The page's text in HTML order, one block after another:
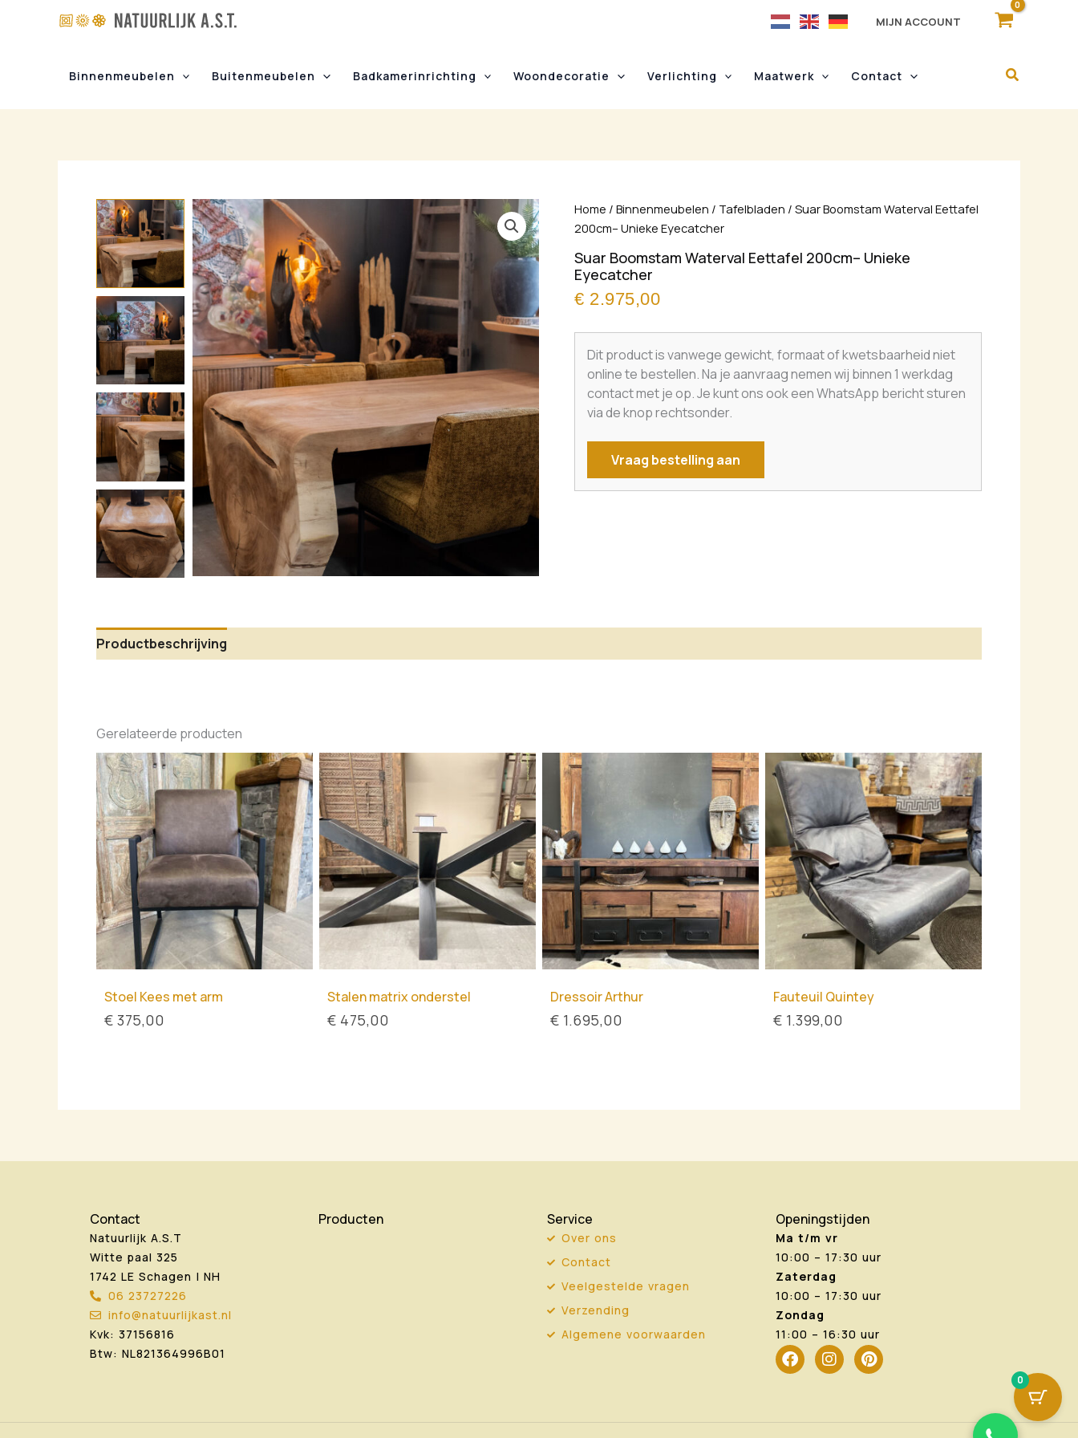
MIJN ACCOUNT
Binnenmeubelen Buitenmeubelen Badkamerinrichting Woondecoratie Verlichting Maatwerk Contact
Home /Binnenmeubelen / Tafelbladen / Suar Boomstam Waterval Eettafel
200cm– Unieke Eyecatcher
Suar Boomstam Waterval Eettafel 200cm– Unieke
Eyecatcher
€ 2.975,00
Dit product is vanwege gewicht, formaat of kwetsbaarheid niet
online te bestellen. Na je aanvraag nemen wij binnen 1 werkdag
contact met je op. Je kunt ons ook een WhatsApp bericht sturen
via de knop rechtsonder.
Vraag bestelling aan
Productbeschrijving
Gerelateerde producten
Stoel Kees met arm
€ 375,00
Stalen matrix onderstel
€ 475,00
Dressoir Arthur
€ 1.695,00
Fauteuil Quintey
€ 1.399,00
Contact
Natuurlijk A.S.T
Witte paal 325
1742 LE Schagen | NH
06 23727226
info@natuurlijkast.nl
Kvk: 37156816
Btw: NL821364996B01
Producten Service
Over ons
Contact
Veelgestelde vragen
Verzending
Algemene voorwaarden
Openingstijden
Ma t/m vr
10:00 – 17:30 uur
Zaterdag
10:00 – 17:30 uur
Zondag
11:00 – 16:30 uur
F
a
I
n
P
i
0